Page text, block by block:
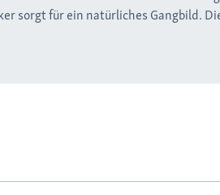
sorgt für ein natürliches Gangbild.